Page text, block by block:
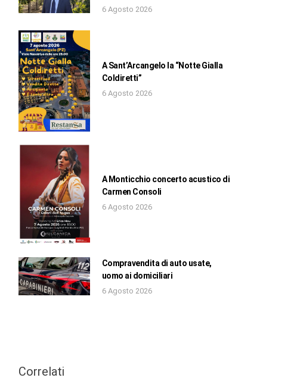
6 Agosto 2026
A Sant’Arcangelo la “Notte Gialla
Coldiretti”
6 Agosto 2026
A Monticchio concerto acustico di
Carmen Consoli
6 Agosto 2026
Compravendita di auto usate,
uomo ai domiciliari
6 Agosto 2026
Correlati